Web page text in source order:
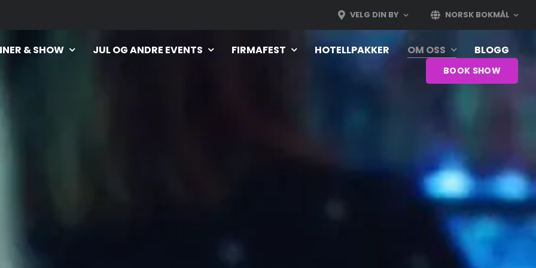
VELG DIN BY NORSK BOKMÅL
& SHOW JUL OG ANDRE EVENTS FIRMAFEST HOTELLPAKKER OM OSS BLOGG
BOOK SHOW